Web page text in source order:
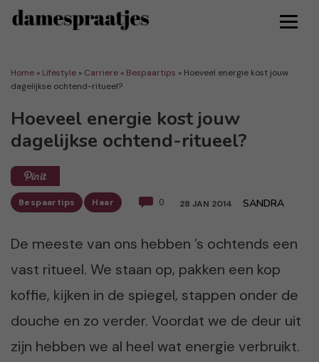
Home » Lifestyle » Carriere » Bespaartips » Hoeveel energie kost jouw
dagelijkse ochtend-ritueel?
Hoeveel energie kost jouw
dagelijkse ochtend-ritueel?
Bespaartips Haar 0 28 JAN 2014 SANDRA
De meeste van ons hebben ’s ochtends een
vast ritueel. We staan op, pakken een kop
koffie, kijken in de spiegel, stappen onder de
douche en zo verder. Voordat we de deur uit
zijn hebben we al heel wat energie verbruikt.